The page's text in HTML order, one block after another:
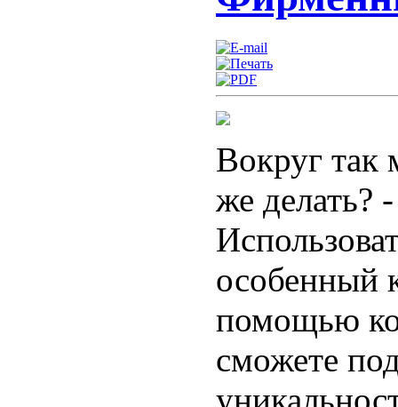
Вокруг так
же делать?
особенный
помощью
сможете